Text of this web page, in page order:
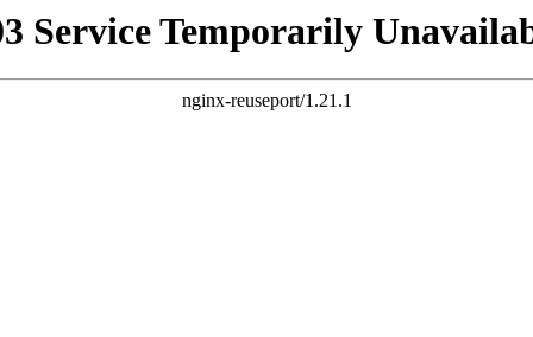
Service Temporarily
nginx-reuseport/1.21.1